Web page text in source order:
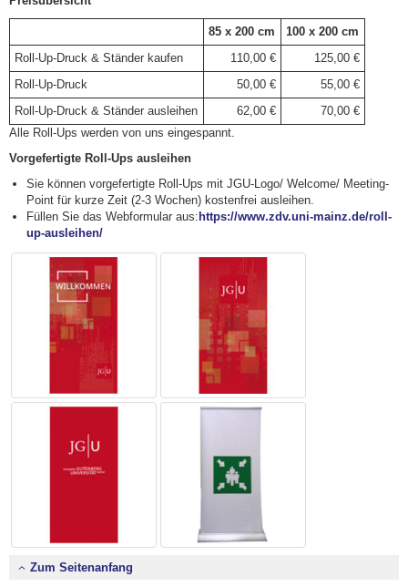
85 x 200 cm
100 x 200 cm
Roll-Up-Druck & Ständer kaufen
110,00 €
125,00 €
Roll-Up-Druck
50,00 €
55,00 €
Roll-Up-Druck & Ständer ausleihen
62,00 €
70,00 €
Alle Roll-Ups werden von uns eingespannt.
Vorgefertigte Roll-Ups ausleihen
Sie können vorgefertigte Roll-Ups mit JGU-Logo/ Welcome/ Meeting-
Point für kurze Zeit (2-3 Wochen) kostenfrei ausleihen.
Füllen Sie das Webformular aus: https://www.zdv.uni-mainz.de/roll-
up-ausleihen/
Zum Seitenanfang